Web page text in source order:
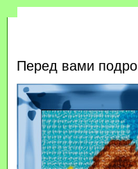
Перед вами